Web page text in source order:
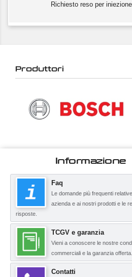
Richiesto reso per iniezione
Produttori
Informazione
Faq
Le domande più frequenti
azienda e ai nostri prodotti e le
risposte.
TCGV e garanzia
Vieni a conoscere le nostre
commerciali e la garanzia offerta.
Contatti